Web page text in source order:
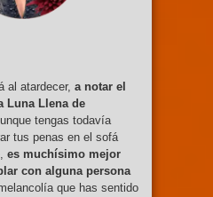
al atardecer, a notar el
Luna Llena de
tengas todavía
tus penas en el sofá
es muchísimo mejor
con alguna persona
que has sentido